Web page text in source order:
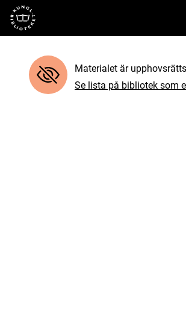
Till startsidan
Materialet är
Se lista på bibliotek som